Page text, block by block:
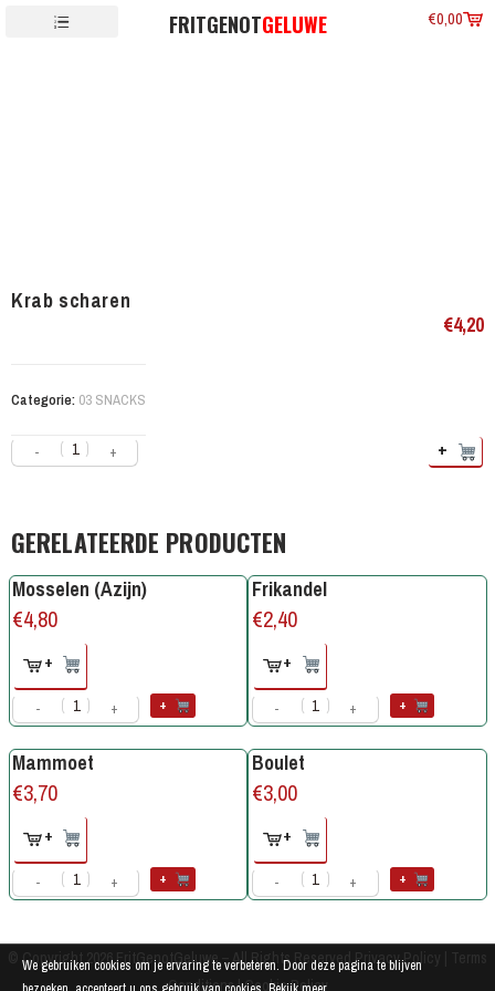
FRITGENOTGELUWE €0,00
Krab scharen
€4,20
Categorie: 03 SNACKS
- + +
GERELATEERDE PRODUCTEN
Mosselen (Azijn)
€4,80
+
- + +
Frikandel
€2,40
+
- + +
Mammoet
€3,70
+
- + +
Boulet
€3,00
+
- + +
© Copyright 2026FritGenotGeluwe– All Rights Reserved Privacy Policy
Conditions|Cookie Policy
We gebruiken cookies om je ervaring te verbeteren. Door deze pagina te blijven